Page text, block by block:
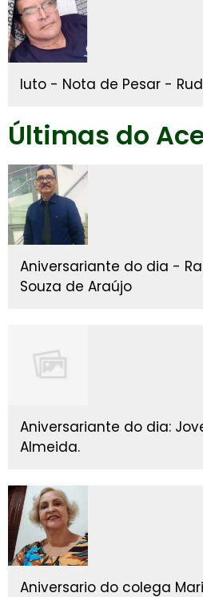
luto - Nota de Pesar -
Últimas do
Aniversariante do dia -
Souza de Araújo
Aniversariante do dia:
Almeida.
Aniversario do colega